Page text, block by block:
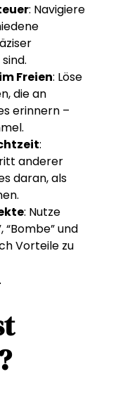
: Navigiere
Freien: Löse
die an
erinnern –
:
anderer
daran, als
: Nutze
“Bombe” und
Vorteile zu